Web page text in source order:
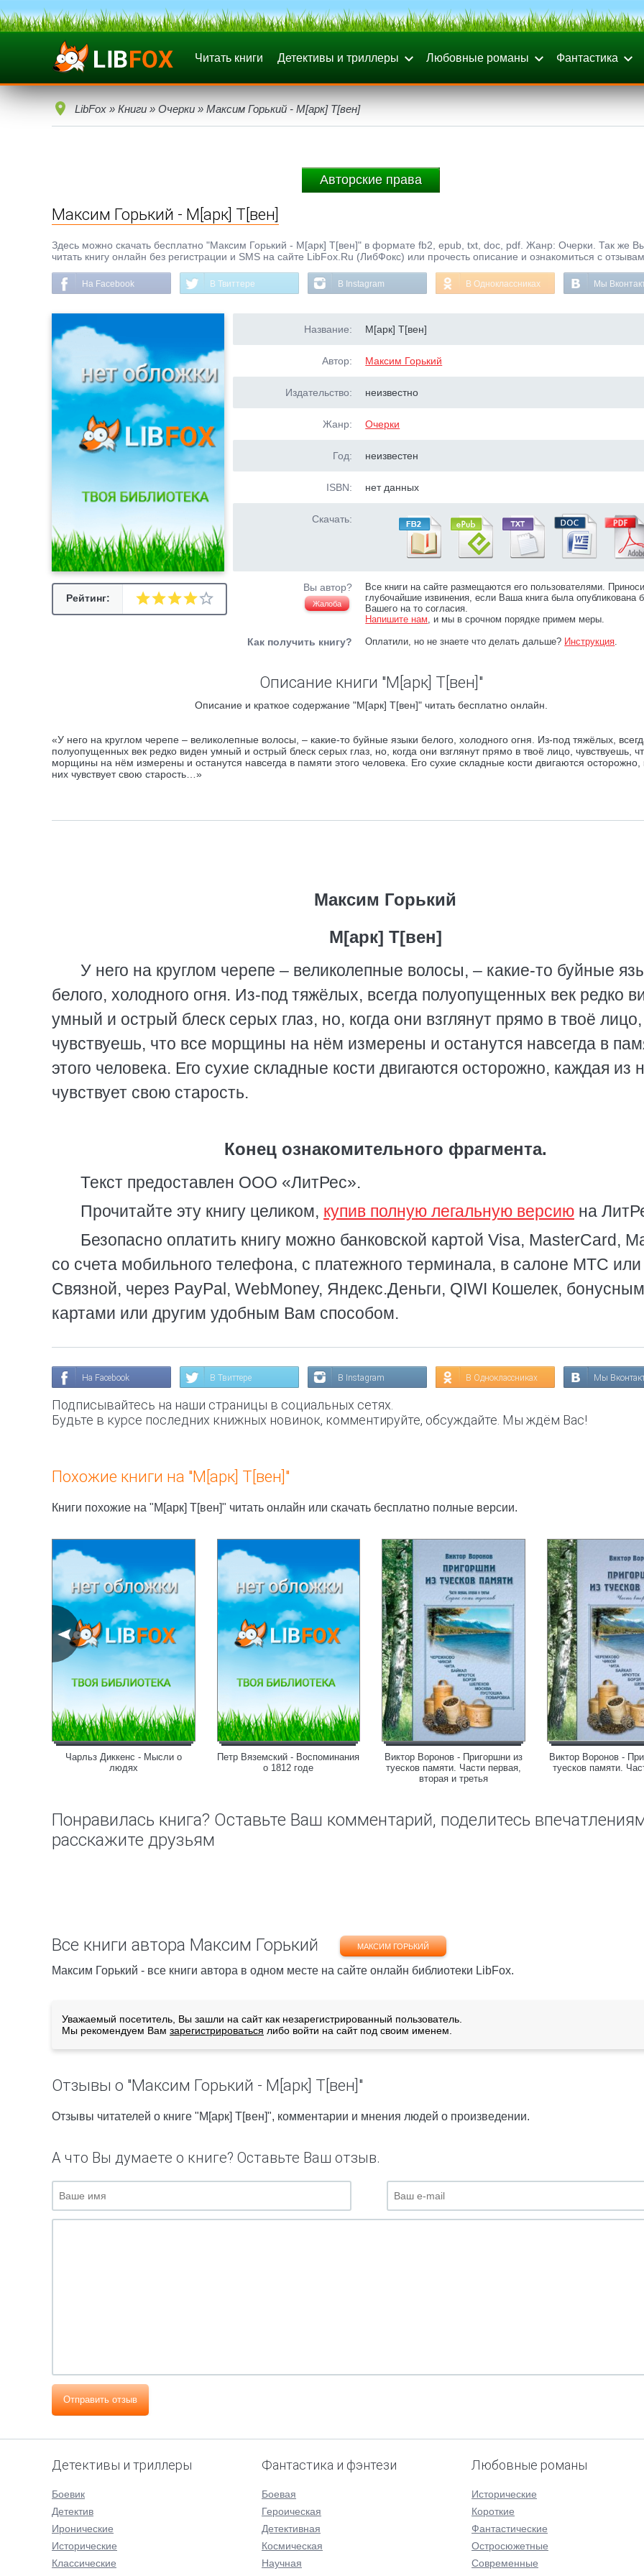
Читать книги Детективы и триллеры Любовные романы Фантастика
LibFox » Книги » Очерки » Максим Горький - М[арк] Т[вен]
Авторские права
Максим Горький - М[арк] Т[вен]
Здесь можно скачать бесплатно "Максим Горький - М[арк] Т[вен]" в формате fb2, epub, txt, doc, pdf. Жанр: Очерки. Так же
читать книгу онлайн без регистрации и SMS на сайте LibFox.Ru (ЛибФокс) или прочесть описание и ознакомиться с
На Facebook В Твиттере В Instagram В Одноклассниках Мы
Рейтинг:
Название: М[арк] Т[вен]
Автор: Максим Горький
Издательство: неизвестно
Жанр: Очерки
Год: неизвестен
ISBN: нет данных
Скачать:
Вы автор?
Жалоба
Все книги на сайте размещаются его пользователями.
глубочайшие извинения, если Ваша книга была опубликована
Вашего на то согласия.
Напишите нам, и мы в срочном порядке примем меры.
Как получить книгу? Оплатили, но не знаете что делать дальше? Инструкция.
Описание книги "М[арк] Т[вен]"
Описание и краткое содержание "М[арк] Т[вен]" читать бесплатно онлайн.
«У него на круглом черепе – великолепные волосы, – какие-то буйные языки белого, холодного огня. Из-под тяжёлых,
полуопущенных век редко виден умный и острый блеск серых глаз, но, когда они взглянут прямо в твоё лицо, чувствуешь,
морщины на нём измерены и останутся навсегда в памяти этого человека. Его сухие складные кости двигаются осторожно,
них чувствует свою старость…»
Максим Горький
М[арк] Т[вен]
У него на круглом черепе – великолепные волосы, – какие-то буйные
белого, холодного огня. Из-под тяжёлых, всегда полуопущенных век редко
умный и острый блеск серых глаз, но, когда они взглянут прямо в твоё лицо,
чувствуешь, что все морщины на нём измерены и останутся навсегда в
этого человека. Его сухие складные кости двигаются осторожно, каждая из
чувствует свою старость.
Конец ознакомительного фрагмента.
Текст предоставлен ООО «ЛитРес».
Прочитайте эту книгу целиком, купив полную легальную версию на
Безопасно оплатить книгу можно банковской картой Visa, MasterCard,
со счета мобильного телефона, с платежного терминала, в салоне МТС или
Связной, через PayPal, WebMoney, Яндекс.Деньги, QIWI Кошелек,
картами или другим удобным Вам способом.
На Facebook В Твиттере В Instagram В Одноклассниках Мы
Подписывайтесь на наши страницы в социальных сетях.
Будьте в курсе последних книжных новинок, комментируйте, обсуждайте. Мы ждём Вас!
Похожие книги на "М[арк] Т[вен]"
Книги похожие на "М[арк] Т[вен]" читать онлайн или скачать бесплатно полные версии.
Чарльз Диккенс - Мысли о
людях
Петр Вяземский - Воспоминания
о 1812 годе
Виктор Воронов - Пригоршни из
туесков памяти. Части первая,
вторая и третья
Виктор Воронов -
туесков памяти.
Понравилась книга? Оставьте Ваш комментарий, поделитесь
расскажите друзьям
Все книги автора Максим Горький МАКСИМ ГОРЬКИЙ
Максим Горький - все книги автора в одном месте на сайте онлайн библиотеки LibFox.
Уважаемый посетитель, Вы зашли на сайт как незарегистрированный пользователь.
Мы рекомендуем Вам зарегистрироваться либо войти на сайт под своим именем.
Отзывы о "Максим Горький - М[арк] Т[вен]"
Отзывы читателей о книге "М[арк] Т[вен]", комментарии и мнения людей о произведении.
А что Вы думаете о книге? Оставьте Ваш отзыв.
Отправить отзыв
Детективы и триллеры
Боевик
Детектив
Иронические
Исторические
Классические
Фантастика и фэнтези
Боевая
Героическая
Детективная
Космическая
Научная
Любовные романы
Исторические
Короткие
Фантастические
Остросюжетные
Современные